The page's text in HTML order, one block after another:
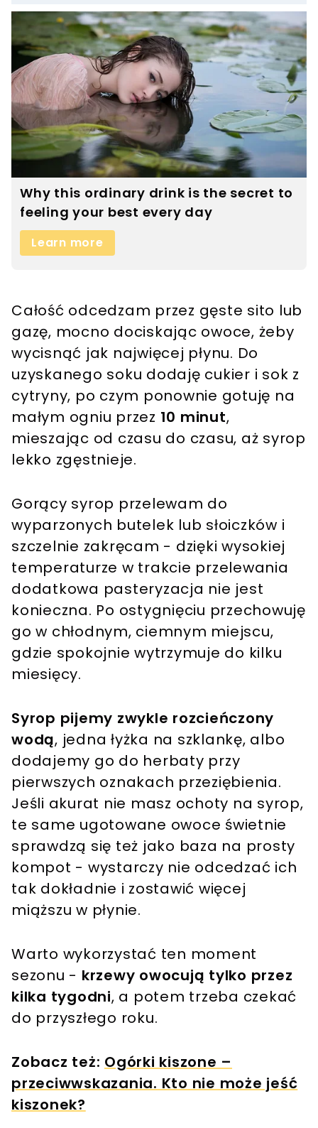
Całość odcedzam przez gęste sito lub
gazę, mocno dociskając owoce, żeby
wycisnąć jak najwięcej płynu. Do
uzyskanego soku dodaję cukier i sok z
cytryny, po czym ponownie gotuję na
małym ogniu przez 10 minut,
mieszając od czasu do czasu, aż syrop
lekko zgęstnieje.
Gorący syrop przelewam do
wyparzonych butelek lub słoiczków i
szczelnie zakręcam - dzięki wysokiej
temperaturze w trakcie przelewania
dodatkowa pasteryzacja nie jest
konieczna. Po ostygnięciu przechowuję
go w chłodnym, ciemnym miejscu,
gdzie spokojnie wytrzymuje do kilku
miesięcy.
Syrop pijemy zwykle rozcieńczony
wodą, jedna łyżka na szklankę, albo
dodajemy go do herbaty przy
pierwszych oznakach przeziębienia.
Jeśli akurat nie masz ochoty na syrop,
te same ugotowane owoce świetnie
sprawdzą się też jako baza na prosty
kompot - wystarczy nie odcedzać ich
tak dokładnie i zostawić więcej
miąższu w płynie.
Warto wykorzystać ten moment
sezonu - krzewy owocują tylko przez
kilka tygodni, a potem trzeba czekać
do przyszłego roku.
Zobacz też: Ogórki kiszone –
przeciwwskazania. Kto nie może jeść
kiszonek?